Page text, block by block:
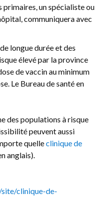
primaires, un spécialiste ou
communiquera avec
longue durée et des
élevé par la province
de vaccin au minimum
Le Bureau de santé en
des populations à risque
peuvent aussi
quelleclinique de
anglais).
clinique-de-